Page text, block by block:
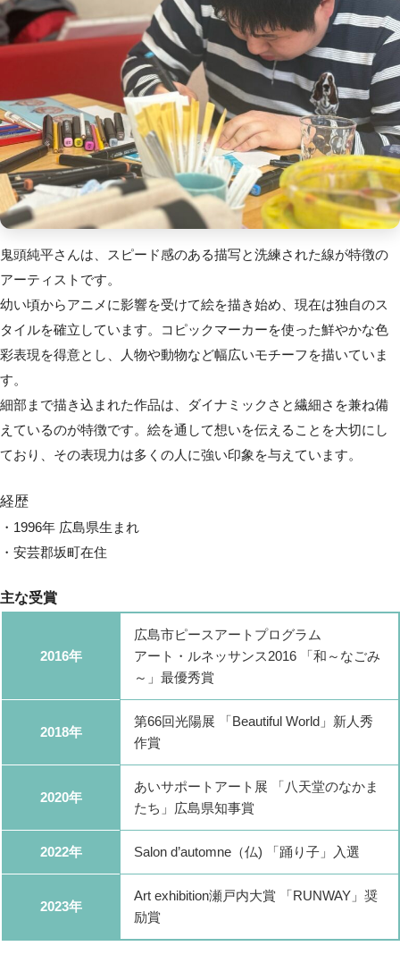
鬼頭純平さんは、スピード感のある描写と洗練された線が特徴の
アーティストです。
幼い頃からアニメに影響を受けて絵を描き始め、現在は独自のス
タイルを確立しています。
コピックマーカーを使った鮮やかな色
彩表現を得意とし
、人物や動物など幅広いモチーフを描いていま
す。
細部まで描き込まれた作品は、ダイナミックさと繊細さを兼ね備
えているのが特徴です。絵を通して想いを伝えることを大切にし
ており、その表現力は多くの人に強い印象を与えています。
経歴
・1996年 広島県生まれ
・安芸郡坂町在住
主な受賞
2016年
広島市ピースアートプログラム
アート・ルネッサンス2016 「和～なごみ
～」最優秀賞
2018年
第66回光陽展 「Beautiful World」新人秀
作賞
2020年
あいサポートアート展 「八天堂のなかま
たち」広島県知事賞
2022年 Salon d’automne（仏) 「踊り子」入選
2023年
Art exhibition瀬戸内大賞 「RUNWAY」奨
励賞